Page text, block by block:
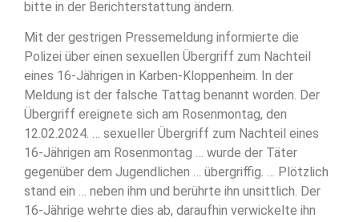
bitte in der Berichterstattung ändern.
Mit der gestrigen Pressemeldung informierte die
Polizei über einen sexuellen Übergriff zum Nachteil
eines 16-Jährigen in Karben-Kloppenheim. In der
Meldung ist der falsche Tattag benannt worden. Der
Übergriff ereignete sich am Rosenmontag, den
12.02.2024. … sexueller Übergriff zum Nachteil eines
16-Jährigen am Rosenmontag … wurde der Täter
gegenüber dem Jugendlichen … übergriffig. … Plötzlich
stand ein … neben ihm und berührte ihn unsittlich. Der
16-Jährige wehrte dies ab, daraufhin verwickelte ihn